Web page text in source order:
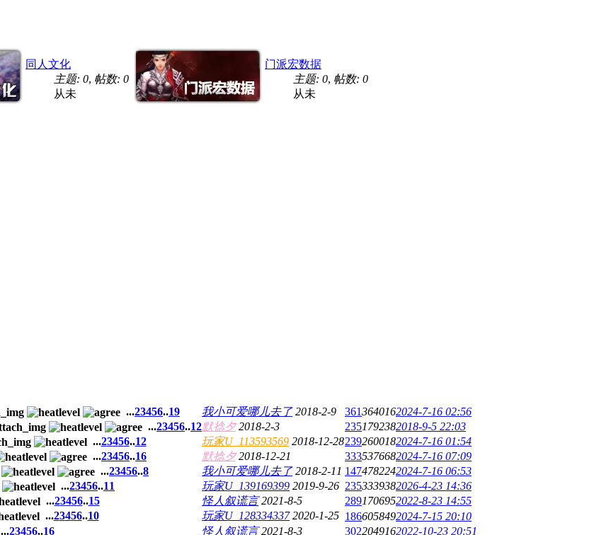
同人文化
主题: 0, 帖数: 0
从未
门派宏数据
主题: 0, 帖数: 0
从未
...23456..19 我小可爱哪儿去了 2018-2-9 3613640162024-7-16 02:56
...23456..12默捻夕 2018-2-3 2351792382018-9-5 22:03
...23456..12 玩家U_113593569 2018-12-282392600182024-7-16 01:54
...23456..16 默捻夕 2018-12-21 3335376682024-7-16 07:09
...23456..8 我小可爱哪儿去了 2018-2-11 1474782242024-7-16 06:53
...23456..11 玩家U_139169399 2019-9-26 2353339382026-4-23 14:36
...23456..15 怪人叙谎言 2021-8-5 2891706952022-8-23 14:55
...23456..10 玩家U_128334337 2020-1-25 1866058492024-7-15 20:10
...23456..16 怪人叙谎言 2021-8-3 3022049162022-10-23 20:51